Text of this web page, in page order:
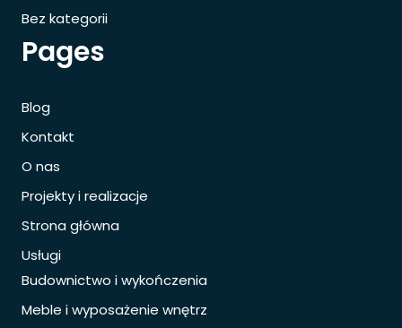
Bez kategorii
Pages
Blog
Kontakt
O nas
Projekty i realizacje
Strona główna
Usługi
Budownictwo i wykończenia
Meble i wyposażenie wnętrz